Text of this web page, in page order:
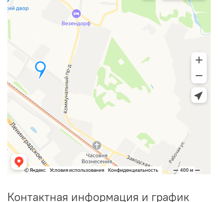
Контактная информация и график